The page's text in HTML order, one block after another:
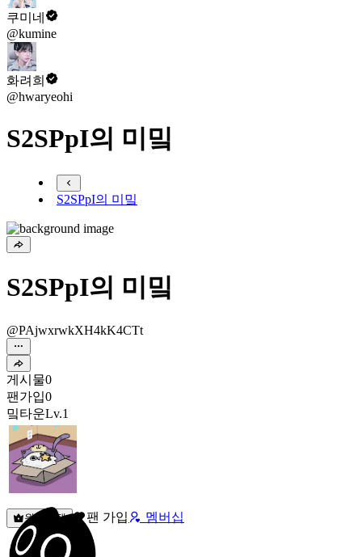
쿠미네
@kumine
화려희
@hwaryeohi
S2SPpI의 미밐
S2SPpI의 미밐
S2SPpI의 미밐
@PAjwxrwkXH4kK4CTt
게시물0
팬가입0
밐타운Lv.1
원픽선택 팬 가입 멤버십
밐타운